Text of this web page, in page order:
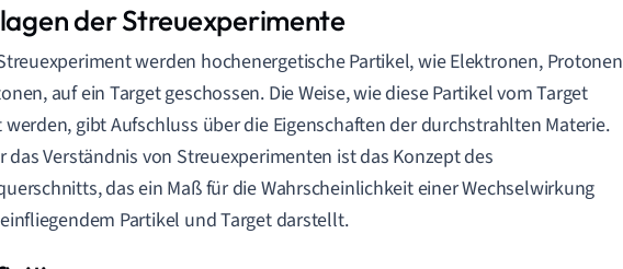
der Streuexperimente
werden hochenergetische Partikel, wie Elektronen, Protonen
auf ein Target geschossen. Die Weise, wie diese Partikel vom Target
gibt Aufschluss über die Eigenschaften der durchstrahlten Materie.
das Verständnis von Streuexperimenten ist das Konzept des
das ein Maß für die Wahrscheinlichkeit einer Wechselwirkung
Partikel und Target darstellt.